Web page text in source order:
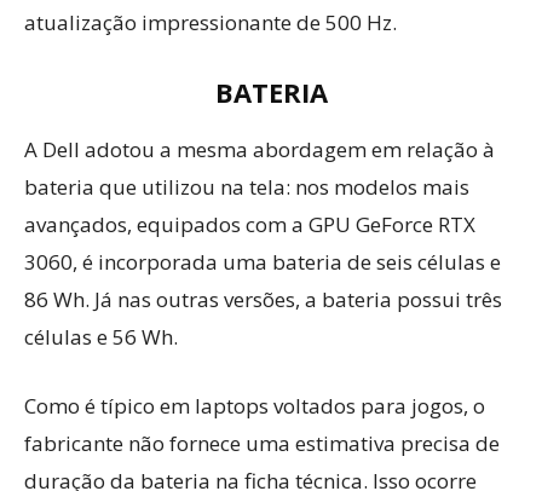
atualização impressionante de 500 Hz.
BATERIA
A Dell adotou a mesma abordagem em relação à
bateria que utilizou na tela: nos modelos mais
avançados, equipados com a GPU GeForce RTX
3060, é incorporada uma bateria de seis células e
86 Wh. Já nas outras versões, a bateria possui três
células e 56 Wh.
Como é típico em laptops voltados para jogos, o
fabricante não fornece uma estimativa precisa de
duração da bateria na ficha técnica. Isso ocorre